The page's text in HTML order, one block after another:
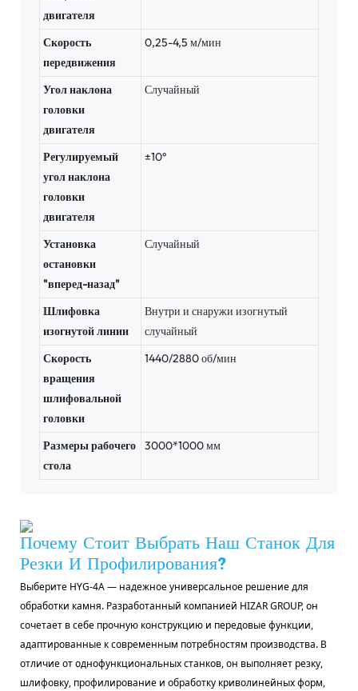
двигателя
Скорость
передвижения
0,25-4,5 м/мин
Угол наклона
головки
двигателя
Случайный
Регулируемый
угол наклона
головки
двигателя
±10°
Установка
остановки
"вперед-назад"
Случайный
Шлифовка
изогнутой линии
Внутри и снаружи изогнутый
случайный
Скорость
вращения
шлифовальной
головки
1440/2880 об/мин
Размеры рабочего
стола
3000*1000 мм
Почему Стоит Выбрать Наш Станок Для
Резки И Профилирования?
Выберите HYG-4A — надежное универсальное решение для
обработки камня. Разработанный компанией HIZAR GROUP, он
сочетает в себе прочную конструкцию и передовые функции,
адаптированные к современным потребностям производства. В
отличие от однофункциональных станков, он выполняет резку,
шлифовку, профилирование и обработку криволинейных форм,